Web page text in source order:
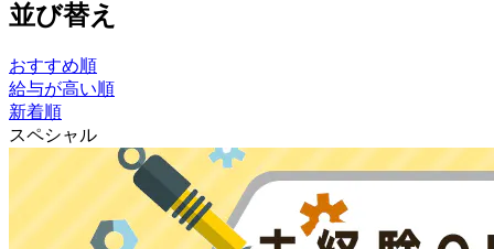
並び替え
おすすめ順
給与が高い順
新着順
スペシャル